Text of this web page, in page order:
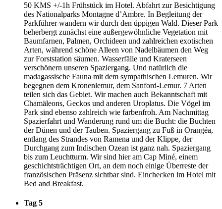
50 KMS +/-1h Frühstück im Hotel. Abfahrt zur Besichtigung
des Nationalparks Montagne d’Ambre. In Begleitung der
Parkführer wandern wir durch den üppigen Wald. Dieser Park
beherbergt zunächst eine außergewöhnliche Vegetation mit
Baumfarnen, Palmen, Orchideen und zahlreichen exotischen
Arten, während schöne Alleen von Nadelbäumen den Weg
zur Forststation säumen. Wasserfälle und Kraterseen
verschönern unseren Spaziergang. Und natürlich die
madagassische Fauna mit dem sympathischen Lemuren. Wir
begegnen dem Kronenlemur, dem Sanford-Lemur. 7 Arten
teilen sich das Gebiet. Wir machen auch Bekanntschaft mit
Chamäleons, Geckos und anderen Uroplatus. Die Vögel im
Park sind ebenso zahlreich wie farbenfroh. Am Nachmittag
Spazierfahrt und Wanderung rund um die Bucht: die Buchten
der Dünen und der Tauben. Spaziergang zu Fuß in Orangéa,
entlang des Strandes von Ramena und der Klippe, der
Durchgang zum Indischen Ozean ist ganz nah. Spaziergang
bis zum Leuchtturm. Wir sind hier am Cap Miné, einem
geschichtsträchtigen Ort, an dem noch einige Überreste der
französischen Präsenz sichtbar sind. Einchecken im Hotel mit
Bed and Breakfast.
Tag 5